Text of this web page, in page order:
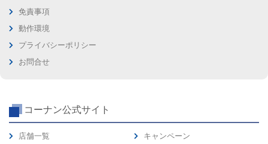
免責事項
動作環境
プライバシーポリシー
お問合せ
コーナン公式サイト
店舗一覧
キャンペーン